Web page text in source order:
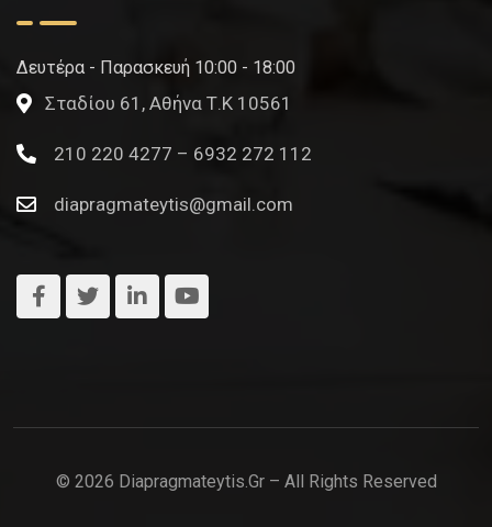
Δευτέρα - Παρασκευή 10:00 - 18:00
Σταδίου 61, Αθήνα Τ.Κ 10561
210 220 4277 – 6932 272 112
diapragmateytis@gmail.com
© 2026 Diapragmateytis.gr – All Rights Reserved